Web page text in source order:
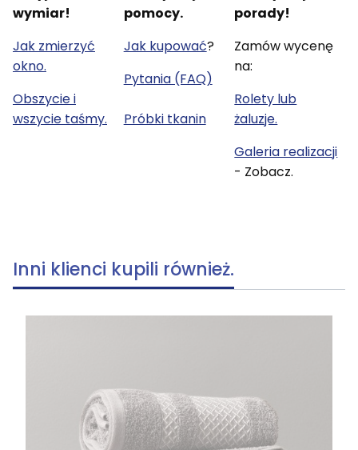
wymiar!
Jak zmierzyć
okno.
Obszycie i
wszycie taśmy.
pomocy.
Jak kupować?
Pytania (FAQ)
Próbki tkanin
porady!
Zamów wycenę
na:
Rolety lub
żaluzje.
Galeria realizacji
- Zobacz.
Inni klienci kupili również.